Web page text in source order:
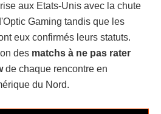
aux Etats-Unis avec la chute
Gaming tandis que les
eux confirmés leurs statuts.
des matchs à ne pas rater
de chaque rencontre en
du Nord.